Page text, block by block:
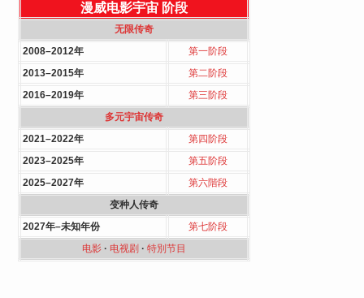
漫威电影宇宙 阶段
无限传奇
2008–2012年
第一阶段
2013–2015年
第二阶段
2016–2019年
第三阶段
多元宇宙传奇
2021–2022年
第四阶段
2023–2025年
第五阶段
2025–2027年
第六階段
变种人传奇
2027年–未知年份
第七阶段
电影· 电视剧 · 特別节目